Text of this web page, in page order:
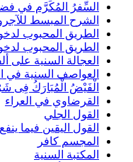
السِّفرُ المُكَرَّم في
الشرح المبسط
الطريق المحبوب
الطريق المحبوب
العجالة السنية على
العواصف السنية في
الْفَيْضُ الْمُبَارَكُ فِى
القرضاوي في العراء
القول الجلي
القول اليقين فيما
المجسم كافر
المكتبة السنية